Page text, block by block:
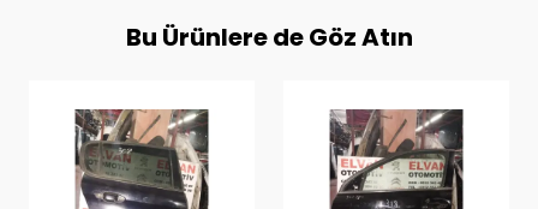
Bu Ürünlere de Göz Atın